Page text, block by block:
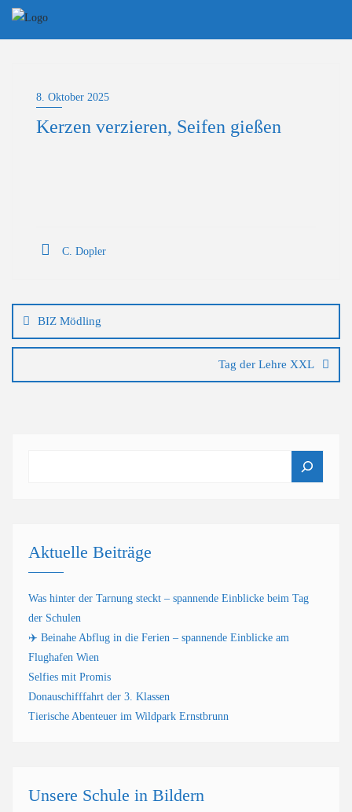
Skip
8. Oktober 2025
Kerzen verzieren, Seifen gießen
C. Dopler
BIZ Mödling
Tag der Lehre XXL
Aktuelle Beiträge
Was hinter der Tarnung steckt – spannende Einblicke beim Tag
der Schulen
✈️ Beinahe Abflug in die Ferien – spannende Einblicke am
Flughafen Wien
Selfies mit Promis
Donauschifffahrt der 3. Klassen
Tierische Abenteuer im Wildpark Ernstbrunn
Unsere Schule in Bildern